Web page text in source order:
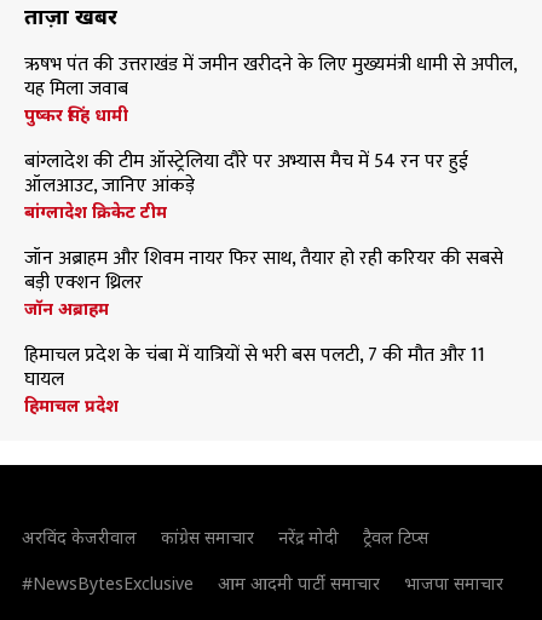
ताज़ा खबरें
ऋषभ पंत की उत्तराखंड में जमीन खरीदने के लिए मुख्यमंत्री धामी से अपील,
यह मिला जवाब
पुष्कर सिंह धामी
बांग्लादेश की टीम ऑस्ट्रेलिया दौरे पर अभ्यास मैच में 54 रन पर हुई
ऑलआउट, जानिए आंकड़े
बांग्लादेश क्रिकेट टीम
जॉन अब्राहम और शिवम नायर फिर साथ, तैयार हो रही करियर की सबसे
बड़ी एक्शन थ्रिलर
जॉन अब्राहम
हिमाचल प्रदेश के चंबा में यात्रियों से भरी बस पलटी, 7 की मौत और 11
घायल
हिमाचल प्रदेश
अरविंद केजरीवाल कांग्रेस समाचार नरेंद्र मोदी
ट्रैवल टिप्स
#NewsBytesExclusive
आम आदमी पार्टी समाचार
भाजपा समाचार